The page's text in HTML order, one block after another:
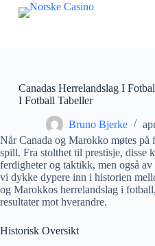
H
h
o
l
d
e
t
Canadas Herrelandslag I
I Fotball Tabeller
Bruno Bjerke
Når Canada og Marokko møtes på
spill. Fra stolthet til prestisje, disse
ferdigheter og taktikk, men også
vi dykke dypere inn i historien
og Marokkos herrelandslag i
resultater mot hverandre.
Historisk Oversikt